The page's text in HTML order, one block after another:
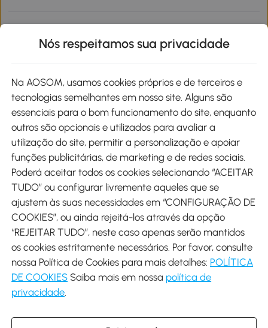
Métodos de pagamento
Envio
Descarregar Aosom App
Google Play
Nós respeitamos sua privacidade
Na AOSOM, usamos cookies próprios e de terceiros e
tecnologias semelhantes em nosso site. Alguns são
essenciais para o bom funcionamento do site, enquanto
outros são opcionais e utilizados para avaliar a
utilização do site, permitir a personalização e apoiar
funções publicitárias, de marketing e de redes sociais.
Poderá aceitar todos os cookies selecionando “ACEITAR
TUDO” ou configurar livremente aqueles que se
ajustem às suas necessidades em “CONFIGURAÇÃO DE
COOKIES”, ou ainda rejeitá-los através da opção
“REJEITAR TUDO”, neste caso apenas serão mantidos
os cookies estritamente necessários. Por favor, consulte
nossa Política de Cookies para mais detalhes: POLÍTICA
DE COOKIES Saiba mais em nossa política de
privacidade